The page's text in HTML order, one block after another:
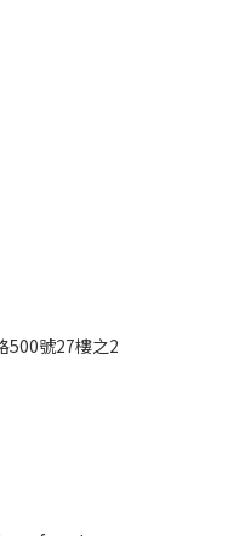
500號27樓之2